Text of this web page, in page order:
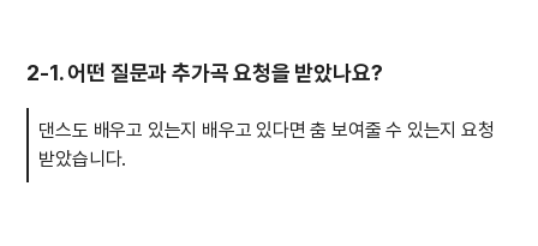
2-1. 어떤 질문과 추가곡 요청을 받았나요?
댄스도 배우고 있는지 배우고 있다면 춤 보여줄 수 있는지 요청
받았습니다.